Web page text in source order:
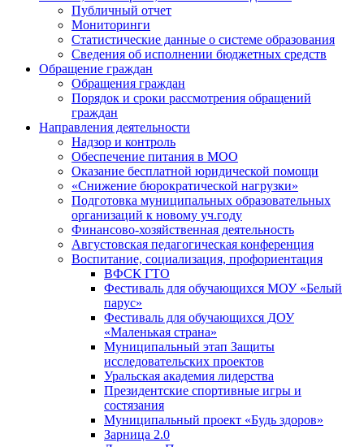
Публичный отчет
Мониторинги
Статистические данные о системе образования
Сведения об исполнении бюджетных средств
Обращение граждан
Обращения граждан
Порядок и сроки рассмотрения обращений
граждан
Направления деятельности
Надзор и контроль
Обеспечение питания в МОО
Оказание бесплатной юридической помощи
«Снижение бюрократической нагрузки»
Подготовка муниципальных образовательных
организаций к новому уч.году
Финансово-хозяйственная деятельность
Августовская педагогическая конференция
Воспитание, социализация, профориентация
ВФСК ГТО
Фестиваль для обучающихся МОУ «Белый
парус»
Фестиваль для обучающихся ДОУ
«Маленькая страна»
Муниципальный этап Защиты
исследовательских проектов
Уральская академия лидерства
Президентские спортивные игры и
состязания
Муниципальный проект «Будь здоров»
Зарница 2.0